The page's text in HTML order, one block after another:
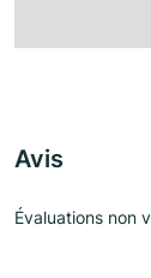
Avis
Évaluations non